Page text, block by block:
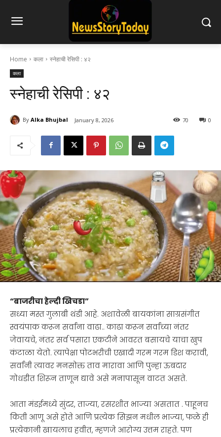
Home कला स्नेहाची रेसिपी : ४२
कला
स्नेहाची रेसिपी : ४२
By Alka Bhujbal January 8, 2026 0
70
“बाजरीचा हेल्दी खिचडा”
सध्या मस्त गुलाबी थंडी आहे. अशावेळी बायकांना साग्रसंगीत
स्वयंपाक करून सर्वांना वाढा.. काढा करून सर्वांच्या नंतर
जेवायचे, नंतर सर्व पसारा एकटीने आवरत बसायचे याचा खुप
कंटाळा येतो. त्यापेक्षा पोटभरीची एखादी गरम गरम डिश करावी,
सर्वांनी त्यावर मनसोक्त ताव मारावा आणि पुन्हा ऊबदार
गोधडीत शिरून ताणून द्यावे असे मनापासून वाटत असते.
आता मंडईमध्ये सुंदर, ताज्या, रसरशीत भाज्या असतात . पाहूनच
किती आणू असे होते आणि प्रत्येक सिझन मधील भाज्या, फळे ही
प्रत्येकानी खायलाच हवीत, म्हणजे आरोग्य उत्तम राहते. पण